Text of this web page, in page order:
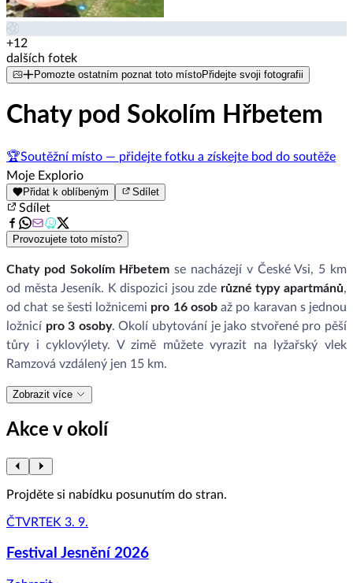
+12
dalších fotek
Pomozte ostatním poznat toto místoPřidejte svoji fotografii
Chaty pod Sokolím Hřbetem
🏆Soutěžní místo — přidejte fotku a získejte bod do soutěže
Moje Explorio
Přidat k oblíbeným Sdílet
Sdílet
Provozujete toto místo?
Chaty pod Sokolím Hřbetem se nacházejí v České Vsi, 5 km
od města Jeseník. K dispozici jsou zde různé typy apartmánů,
od chat se šesti ložnicemi pro 16 osobaž po karavan s jednou
ložnicí pro 3 osoby. Okolí ubytování je jako stvořené pro pěší
tůry i cyklovýlety. V zimě můžete vyrazit na lyžařský vlek
Ramzová vzdálený jen 15 km.
Zobrazit více
Akce v okolí
Projděte si nabídku posunutím do stran.
ČTVRTEK 3. 9.
Festival Jesnění 2026